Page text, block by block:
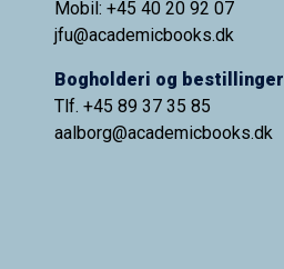
Mobil: +45 40 20 92 07
jfu@academicbooks.dk
Bogholderi og bestillinger
Tlf. +45 89 37 35 85
aalborg@academicbooks.dk